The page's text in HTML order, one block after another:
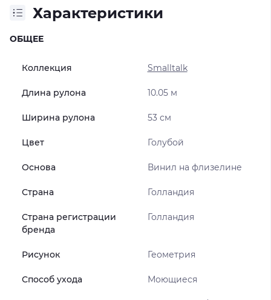
Характеристики
ОБЩЕЕ
Коллекция Smalltalk
Длина рулона 10.05 м
Ширина рулона 53 см
Цвет Голубой
Основа Винил на флизелине
Страна Голландия
Страна регистрации
бренда
Голландия
Рисунок Геометрия
Способ ухода Моющиеся